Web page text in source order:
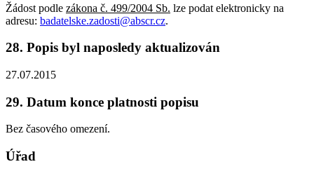
Žádost podle zákona č. 499/2004 Sb. lze podat elektronicky na
adresu: badatelske.zadosti@abscr.cz.
28. Popis byl naposledy aktualizován
27.07.2015
29. Datum konce platnosti popisu
Bez časového omezení.
Úřad